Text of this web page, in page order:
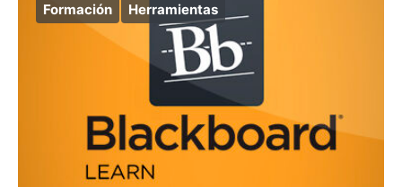
Formación
Herramientas